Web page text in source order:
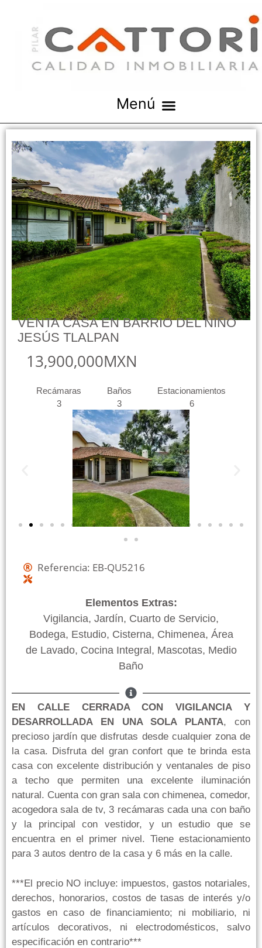
VENTA CASA EN BARRIO DEL NIÑO
JESÚS TLALPAN
13,900,000MXN
Recámaras
3
Baños
3
Estacionamientos
6
Referencia: EB-QU5216
Elementos Extras:
Vigilancia, Jardín, Cuarto de Servicio,
Bodega, Estudio, Cisterna, Chimenea, Área
de Lavado, Cocina Integral, Mascotas, Medio
Baño
EN CALLE CERRADA CON VIGILANCIA Y
DESARROLLADA EN UNA SOLA PLANTA, con
precioso jardín que disfrutas desde cualquier zona de
la casa. Disfruta del gran confort que te brinda esta
casa con excelente distribución y ventanales de piso
a techo que permiten una excelente iluminación
natural. Cuenta con gran sala con chimenea, comedor,
acogedora sala de tv, 3 recámaras cada una con baño
y la principal con vestidor, y un estudio que se
encuentra en el primer nivel. Tiene estacionamiento
para 3 autos dentro de la casa y 6 más en la calle.
***El precio NO incluye: impuestos, gastos notariales,
derechos, honorarios, costos de tasas de interés y/o
gastos en caso de financiamiento; ni mobiliario, ni
artículos decorativos, ni electrodomésticos, salvo
especificación en contrario***